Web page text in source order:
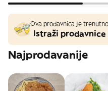
Ova prodavnica je
Istraži
Najprodavanije